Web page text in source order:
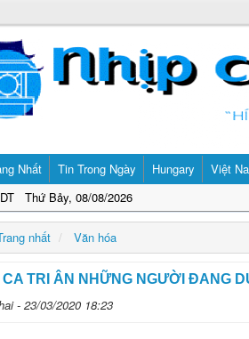
Nhất
Thứ Bảy, 08/08/2026
Tin Trong Ngày Hungary Việt
nhất Văn hóa
CA TRI ÂN NHỮNG NGƯỜI ĐANG
- 23/03/2020 18:23